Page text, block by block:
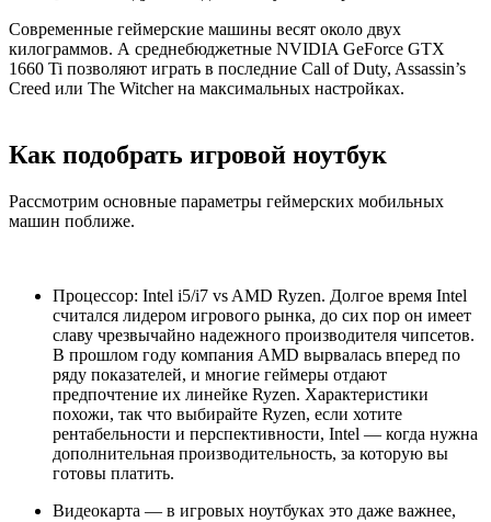
Современные геймерские машины весят около двух
килограммов. А среднебюджетные NVIDIA GeForce GTX
1660 Ti позволяют играть в последние Call of Duty, Assassin’s
Creed или The Witcher на максимальных настройках.
Как подобрать игровой ноутбук
Рассмотрим основные параметры геймерских мобильных
машин поближе.
Процессор: Intel i5/i7 vs AMD Ryzen. Долгое время Intel
считался лидером игрового рынка, до сих пор он имеет
славу чрезвычайно надежного производителя чипсетов.
В прошлом году компания AMD вырвалась вперед по
ряду показателей, и многие геймеры отдают
предпочтение их линейке Ryzen. Характеристики
похожи, так что выбирайте Ryzen, если хотите
рентабельности и перспективности, Intel — когда нужна
дополнительная производительность, за которую вы
готовы платить.
Видеокарта — в игровых ноутбуках это даже важнее,